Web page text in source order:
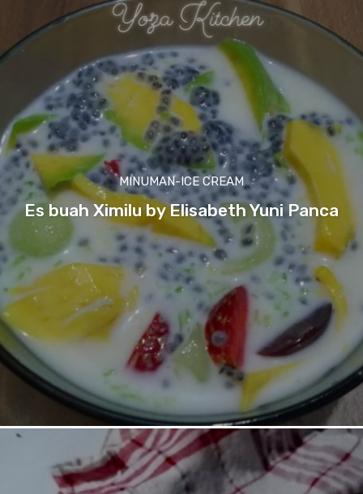
MINUMAN-ICE CREAM
Es buah Ximilu by Elisabeth Yuni Panca